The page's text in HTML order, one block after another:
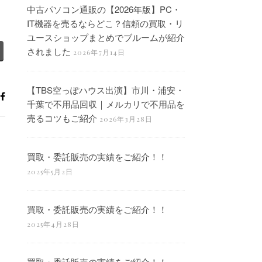
中古パソコン通販の【2026年版】PC・
IT機器を売るならどこ？信頼の買取・リ
ユースショップまとめでブルームが紹介
されました 2026年7月14日
【TBS空っぽハウス出演】市川・浦安・
千葉で不用品回収｜メルカリで不用品を
売るコツもご紹介 2026年3月28日
買取・委託販売の実績をご紹介！！
2025年5月2日
買取・委託販売の実績をご紹介！！
2025年4月28日